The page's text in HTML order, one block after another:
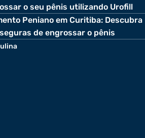
o seu pênis utilizando Urofill
Peniano em Curitiba: Descubra
de engrossar o pênis